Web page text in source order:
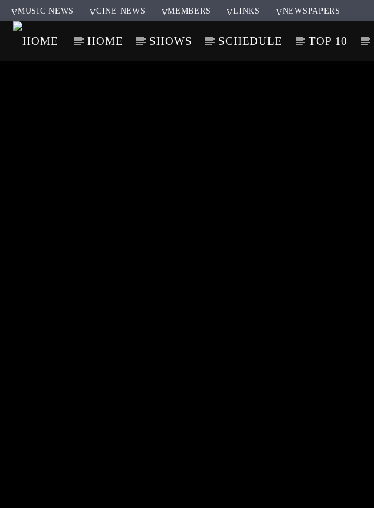
MUSIC NEWS CINE NEWS MEMBERS LINKS NEWSPAPERS
HOME SHOWS SCHEDULE TOP 10